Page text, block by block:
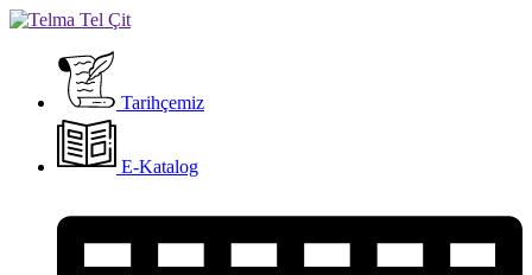
Tarihçemiz
E-Katalog